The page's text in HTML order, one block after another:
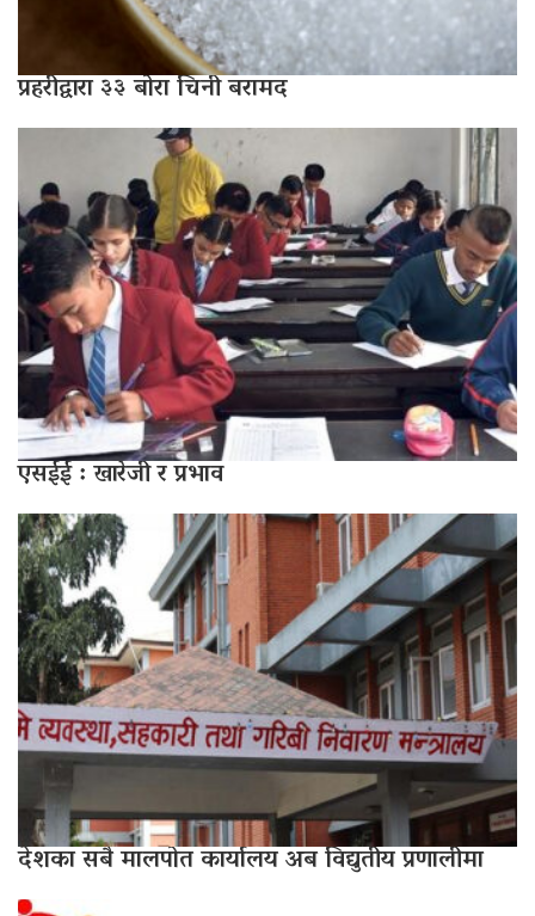
प्रहरीद्वारा ३३ बोरा चिनी बरामद
एसईई : खारेजी र प्रभाव
देशका सबै मालपोत कार्यालय अब विद्युतीय प्रणालीमा